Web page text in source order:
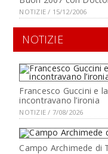
NOTIZIE / 15/12/2006
NOTIZIE
Francesco Guccini e
incontravano l’ironia
NOTIZIE / 7/08/2026
Campo Archimede di